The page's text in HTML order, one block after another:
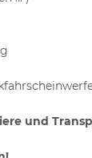
und